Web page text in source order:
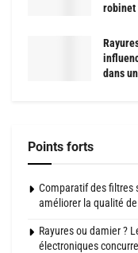
robinet
dans
Points forts
Comparatif des filtres
améliorer la qualité
Rayures ou damier ?
électroniques